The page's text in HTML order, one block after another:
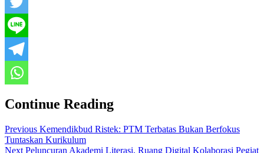
Continue Reading
Previous Kemendikbud Ristek: PTM Terbatas Bukan Berfokus
Tuntaskan Kurikulum
Next Peluncuran Akademi Literasi, Ruang Digital Kolaborasi Pegiat